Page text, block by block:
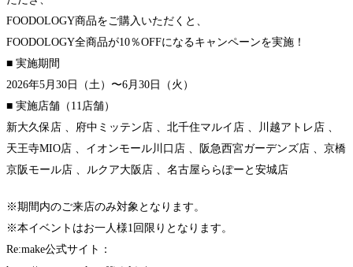
FOODOLOGY商品をご購入いただくと、
FOODOLOGY全商品が10％OFFになるキャンペーンを実施！
■ 実施期間
2026年5月30日（土）〜6月30日（火）
■ 実施店舗（11店舗）
新大久保店 、府中ミッテン店 、北千住マルイ店 、川越アトレ店 、
天王寺MIO店 、イオンモール川口店 、阪急西宮ガーデンズ店 、京橋
京阪モール店 、ルクア大阪店 、名古屋ららぽーと安城店
※期間内のご来店のみ対象となります。
※本イベントはお一人様1回限りとなります。
Re:make公式サイト：